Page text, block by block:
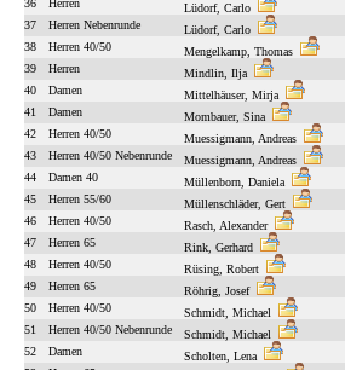
36
Herren Lüdorf, Carlo
37
Herren Nebenrunde Lüdorf, Carlo
38
Herren 40/50 Mengelkamp, Thomas
39
Herren Mindlin, Ilja
40
Damen Mittelhäuser, Mirja
41
Damen Mombauer, Sina
42
Herren 40/50 Muessigmann, Andreas
43
Herren 40/50 Nebenrunde Muessigmann, Andreas
44
Damen 40 Müllenborn, Daniela
45
Herren 55/60 Müllenschläder, Gert
46
Herren 40/50 Rasch, Alexander
47
Herren 65 Rink, Gerhard
48
Herren 40/50 Rüsing, Robert
49
Herren 65 Röhrig, Josef
50
Herren 40/50 Schmidt, Michael
51
Herren 40/50 Nebenrunde Schmidt, Michael
52
Damen Scholten, Lena